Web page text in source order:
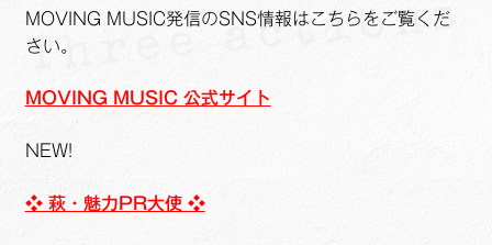
MOVING MUSIC発信のSNS情報はこちらをご覧くだ
さい。
MOVING MUSIC 公式サイト
NEW!
❖ 萩・魅力PR大使 ❖